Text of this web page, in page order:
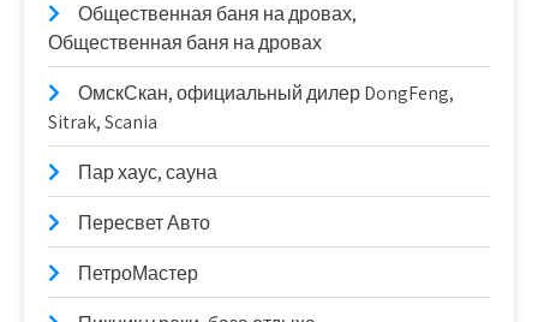
Общественная баня на дровах,
Общественная баня на дровах
ОмскСкан, официальный дилер DongFeng,
Sitrak, Scania
Пар хаус, сауна
Пересвет Авто
ПетроМастер